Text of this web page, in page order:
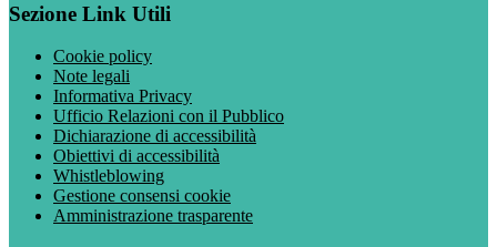
Sezione Link Utili
Cookie policy
Note legali
Informativa Privacy
Ufficio Relazioni con il Pubblico
Dichiarazione di accessibilità
Obiettivi di accessibilità
Whistleblowing
Gestione consensi cookie
Amministrazione trasparente